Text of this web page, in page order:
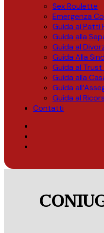
Sex Roulette
Emergenza
Guida ai Patti
Guida alla
Guida al
Guida Alla
Guida al
Guida alla
Guida
Guida al
Contatti